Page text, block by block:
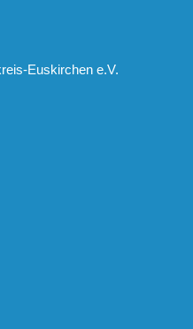
Euskirchen e.V.